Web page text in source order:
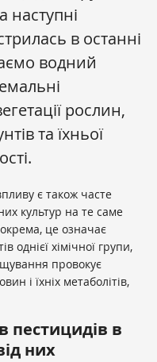
наступні
в останні
водний
рослин,
та їхньої
є також часте
культур на те саме
це означає
однієї хімічної групи,
провокує
і їхніх метаболітів,
пестицидів в
них